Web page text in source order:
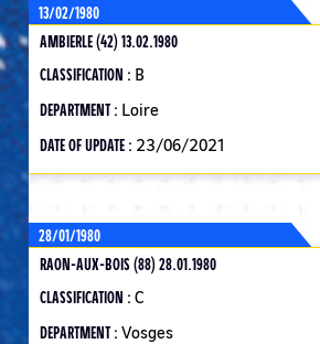
13/02/1980
AMBIERLE (42) 13.02.1980
CLASSIFICATION : B
DEPARTMENT : Loire
DATE OF UPDATE : 23/06/2021
28/01/1980
RAON-AUX-BOIS (88) 28.01.1980
CLASSIFICATION : C
DEPARTMENT : Vosges